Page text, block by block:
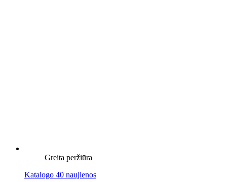
Greita peržiūra
Katalogo 40 naujienos